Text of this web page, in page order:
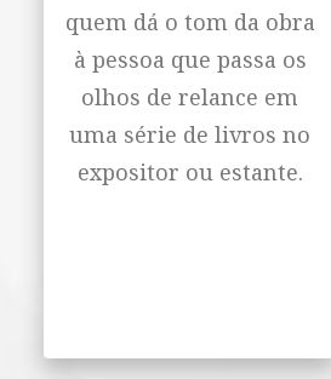
quem dá o tom da obra
à pessoa que passa os
olhos de relance em
uma série de livros no
expositor ou estante.